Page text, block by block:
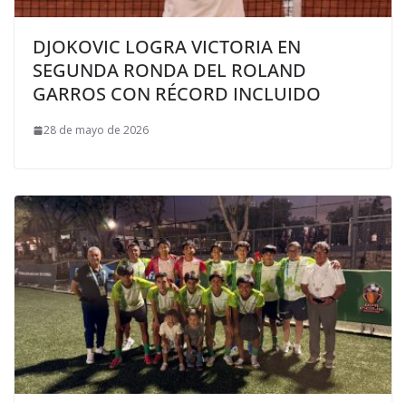
DJOKOVIC LOGRA VICTORIA EN
SEGUNDA RONDA DEL ROLAND
GARROS CON RÉCORD INCLUIDO
28 de mayo de 2026